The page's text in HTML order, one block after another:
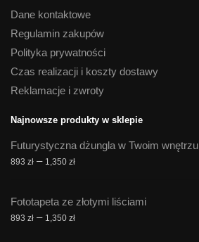
Dane kontaktowe
Regulamin zakupów
Polityka prywatności
Czas realizacji i koszty dostawy
Reklamacje i zwroty
Najnowsze produkty w sklepie
Futurystyczna dżungla w Twoim wnętrzu
893 zł – 1,350 złZakres
893 zł
do
Fototapeta ze złotymi liściami
893 zł – 1,350 złZakres